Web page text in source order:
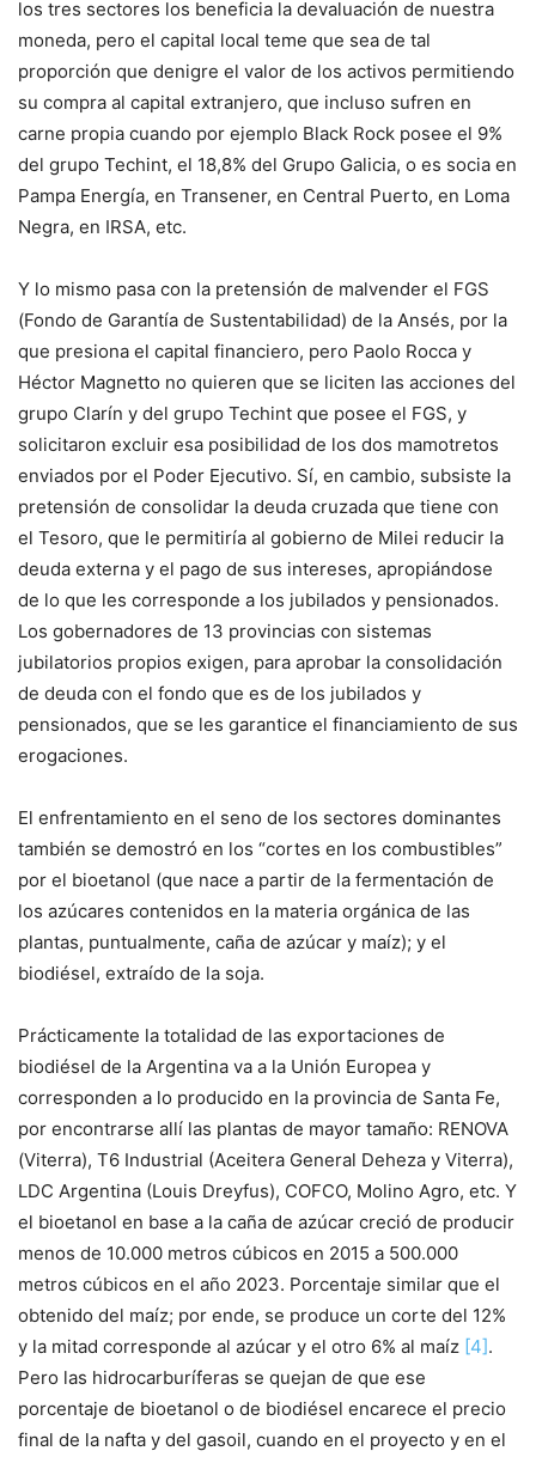
los tres sectores los beneficia la devaluación de nuestra
moneda, pero el capital local teme que sea de tal
proporción que denigre el valor de los activos permitiendo
su compra al capital extranjero, que incluso sufren en
carne propia cuando por ejemplo Black Rock posee el 9%
del grupo Techint, el 18,8% del Grupo Galicia, o es socia en
Pampa Energía, en Transener, en Central Puerto, en Loma
Negra, en IRSA, etc.
Y lo mismo pasa con la pretensión de malvender el FGS
(Fondo de Garantía de Sustentabilidad) de la Ansés, por la
que presiona el capital financiero, pero Paolo Rocca y
Héctor Magnetto no quieren que se liciten las acciones del
grupo Clarín y del grupo Techint que posee el FGS, y
solicitaron excluir esa posibilidad de los dos mamotretos
enviados por el Poder Ejecutivo. Sí, en cambio, subsiste la
pretensión de consolidar la deuda cruzada que tiene con
el Tesoro, que le permitiría al gobierno de Milei reducir la
deuda externa y el pago de sus intereses, apropiándose
de lo que les corresponde a los jubilados y pensionados.
Los gobernadores de 13 provincias con sistemas
jubilatorios propios exigen, para aprobar la consolidación
de deuda con el fondo que es de los jubilados y
pensionados, que se les garantice el financiamiento de sus
erogaciones.
El enfrentamiento en el seno de los sectores dominantes
también se demostró en los “cortes en los combustibles”
por el bioetanol (que nace a partir de la fermentación de
los azúcares contenidos en la materia orgánica de las
plantas, puntualmente, caña de azúcar y maíz); y el
biodiésel, extraído de la soja.
Prácticamente la totalidad de las exportaciones de
biodiésel de la Argentina va a la Unión Europea y
corresponden a lo producido en la provincia de Santa Fe,
por encontrarse allí las plantas de mayor tamaño: RENOVA
(Viterra), T6 Industrial (Aceitera General Deheza y Viterra),
LDC Argentina (Louis Dreyfus), COFCO, Molino Agro, etc. Y
el bioetanol en base a la caña de azúcar creció de producir
menos de 10.000 metros cúbicos en 2015 a 500.000
metros cúbicos en el año 2023. Porcentaje similar que el
obtenido del maíz; por ende, se produce un corte del 12%
y la mitad corresponde al azúcar y el otro 6% al maíz [4].
Pero las hidrocarburíferas se quejan de que ese
porcentaje de bioetanol o de biodiésel encarece el precio
final de la nafta y del gasoil, cuando en el proyecto y en el